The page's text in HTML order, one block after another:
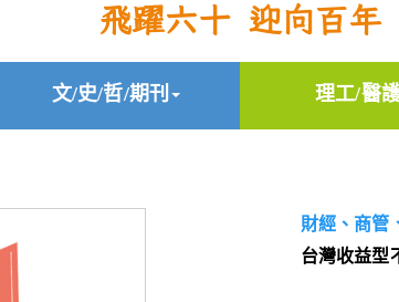
飛躍六十 迎向百年
文/史/哲/期刊 理工/醫
財經、商管
台灣收益型